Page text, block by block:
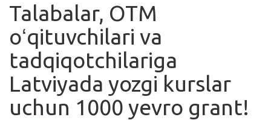
Ishlar
Kurslar
Blog
Yana
Talabalar, OTM
oʻqituvchilari va
tadqiqotchilariga
Latviyada yozgi kurslar
uchun 1000 yevro grant!